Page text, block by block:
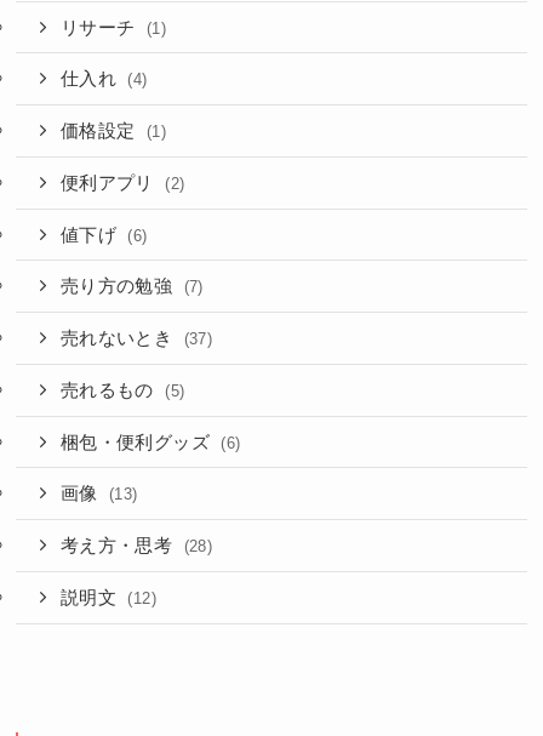
リサーチ (1)
仕入れ (4)
価格設定 (1)
便利アプリ (2)
値下げ (6)
売り方の勉強 (7)
売れないとき (37)
売れるもの (5)
梱包・便利グッズ (6)
画像 (13)
考え方・思考 (28)
説明文 (12)